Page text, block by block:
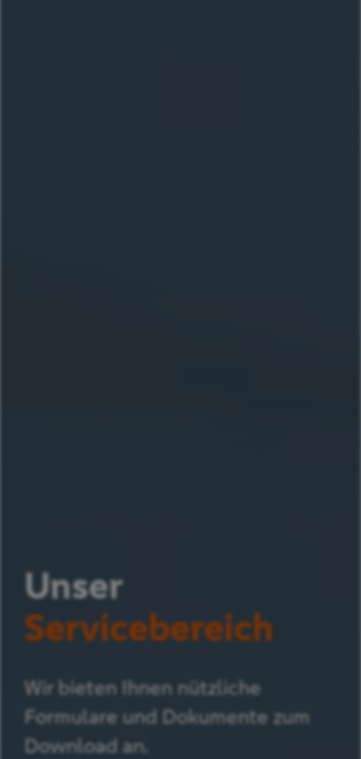
Unser
Servicebereich
Wir bieten Ihnen nützliche
Formulare und Dokumente zum
Download an.